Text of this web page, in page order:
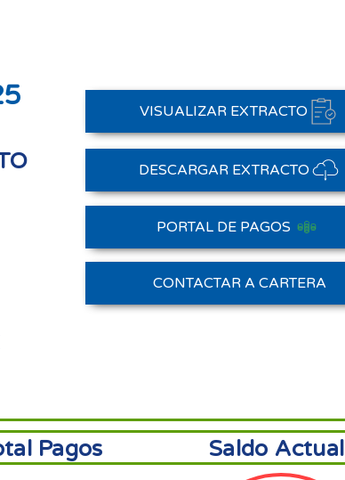
Saldo Anterior
VISUALIZAR EXTRACTO
DESCARGAR EXTRACTO
PORTAL DE PAGOS
CONTACTAR A CARTERA
Pagos Saldo Actual